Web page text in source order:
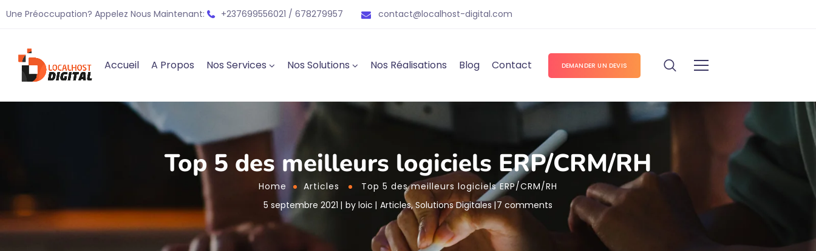
Une Préoccupation? Appelez Nous Maintenant: +237699556021 / 678279957 contact@localhost-digital.com
Accueil A Propos Nos Services Nos Solutions Nos Réalisations Blog Contact DEMANDER UN DEVIS
Top 5 des meilleurs logiciels ERP/CRM/RH
Home Articles
Top 5 des meilleurs logiciels ERP/CRM/RH
5 septembre 2021
by loic Articles,Solutions Digitales 7 comments